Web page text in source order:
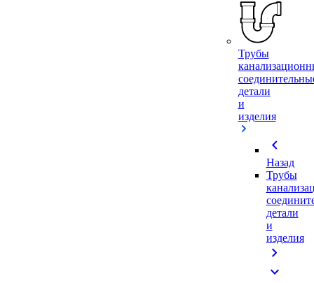
Трубы
детали
и
изделия
chevron_left
Назад
Трубы
детали
и
изделия
chevron_right
expand_more